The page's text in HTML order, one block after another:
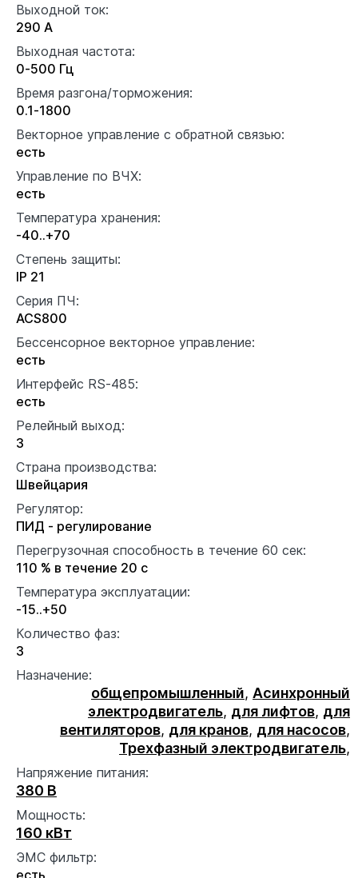
Выходной ток:
290 А
Выходная частота:
0-500 Гц
Время разгона/торможения:
0.1-1800
Векторное управление с обратной связью:
есть
Управление по ВЧХ:
есть
Температура хранения:
-40..+70
Степень защиты:
IP 21
Серия ПЧ:
ACS800
Бессенсорное векторное управление:
есть
Интерфейс RS-485:
есть
Релейный выход:
3
Страна производства:
Швейцария
Регулятор:
ПИД - регулирование
Перегрузочная способность в течение 60 сек:
110 % в течение 20 с
Температура эксплуатации:
-15..+50
Количество фаз:
3
Назначение:
общепромышленный, Асинхронный
электродвигатель, для лифтов, для
вентиляторов, для кранов, для насосов,
Трехфазный электродвигатель,
Напряжение питания:
380 В
Мощность:
160 кВт
ЭМС фильтр:
есть